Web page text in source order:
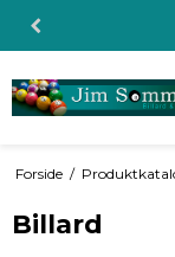
Forside /
Billard